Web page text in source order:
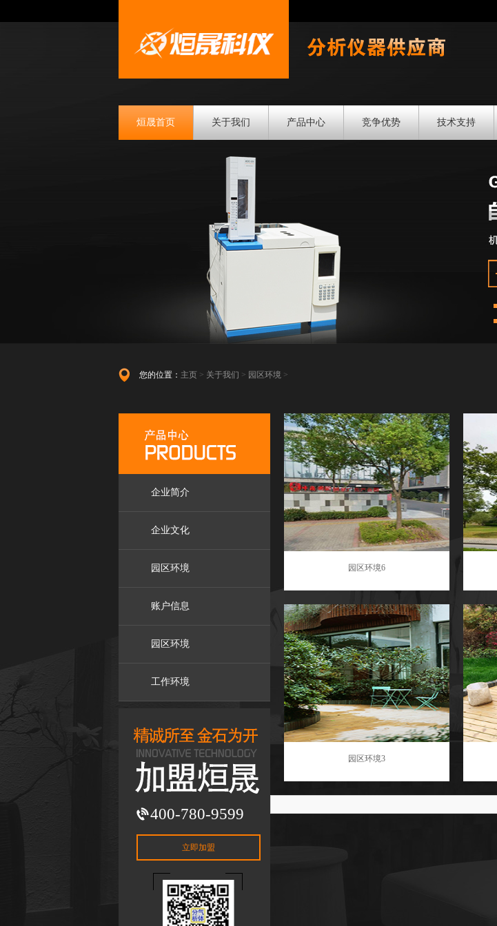
烜晟首页 关于我们 产品中心 竞争优势 技术支持
您的位置： 主页 > 关于我们 > 园区环境 >
企业简介
企业文化
园区环境
账户信息
园区环境
工作环境
400-780-9599
立即加盟
园区环境6
园区环境3